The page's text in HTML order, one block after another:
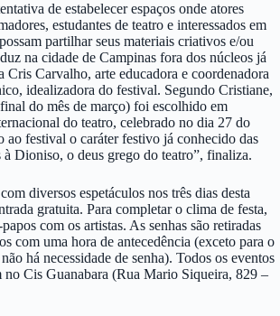
de estabelecer espaços onde atores
estudantes de teatro e interessados em
partilhar seus materiais criativos e/ou
na cidade de Campinas fora dos núcleos já
Cris Carvalho, arte educadora e coordenadora
idealizadora do festival. Segundo Cristiane,
do mês de março) foi escolhido em
do teatro, celebrado no dia 27 do
ao festival o caráter festivo já conhecido das
à Dioniso, o deus grego do teatro”, finaliza.
diversos espetáculos nos três dias desta
gratuita. Para completar o clima de festa,
com os artistas. As senhas são retiradas
com uma hora de antecedência (exceto para o
há necessidade de senha). Todos os eventos
no Cis Guanabara (Rua Mario Siqueira, 829 –